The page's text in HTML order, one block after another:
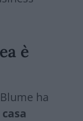
è
ha